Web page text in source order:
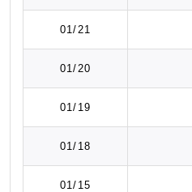
01/21
01/20
01/19
01/18
01/15